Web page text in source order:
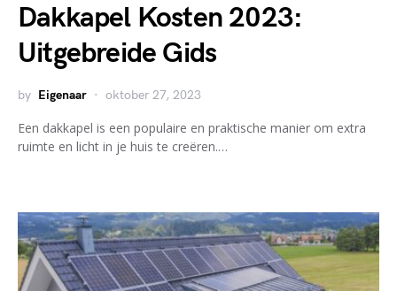
Dakkapel Kosten 2023:
Uitgebreide Gids
by Eigenaar oktober 27, 2023
Een dakkapel is een populaire en praktische manier om extra
ruimte en licht in je huis te creëren.…